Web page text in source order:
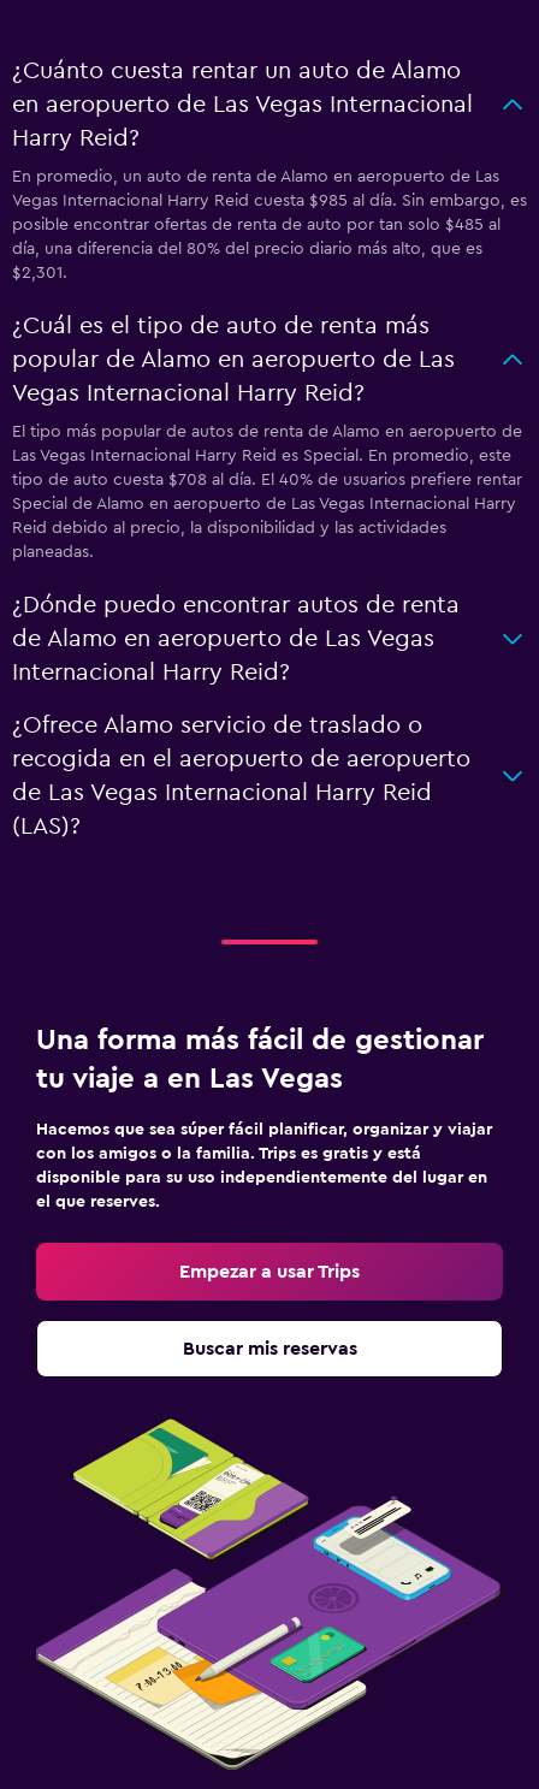
¿Cuánto cuesta rentar un auto de Alamo
en aeropuerto de Las Vegas Internacional
Harry Reid?
En promedio, un auto de renta de Alamo en aeropuerto de Las
Vegas Internacional Harry Reid cuesta $985 al día. Sin embargo, es
posible encontrar ofertas de renta de auto por tan solo $485 al
día, una diferencia del 80% del precio diario más alto, que es
$2,301.
¿Cuál es el tipo de auto de renta más
popular de Alamo en aeropuerto de Las
Vegas Internacional Harry Reid?
El tipo más popular de autos de renta de Alamo en aeropuerto de
Las Vegas Internacional Harry Reid es Special. En promedio, este
tipo de auto cuesta $708 al día. El 40% de usuarios prefiere rentar
Special de Alamo en aeropuerto de Las Vegas Internacional Harry
Reid debido al precio, la disponibilidad y las actividades
planeadas.
¿Dónde puedo encontrar autos de renta
de Alamo en aeropuerto de Las Vegas
Internacional Harry Reid?
¿Ofrece Alamo servicio de traslado o
recogida en el aeropuerto de aeropuerto
de Las Vegas Internacional Harry Reid
(LAS)?
Una forma más fácil de gestionar
tu viaje a en Las Vegas
Hacemos que sea súper fácil planificar, organizar y viajar
con los amigos o la familia. Trips es gratis y está
disponible para su uso independientemente del lugar en
el que reserves.
Empezar a usar Trips
Buscar mis reservas